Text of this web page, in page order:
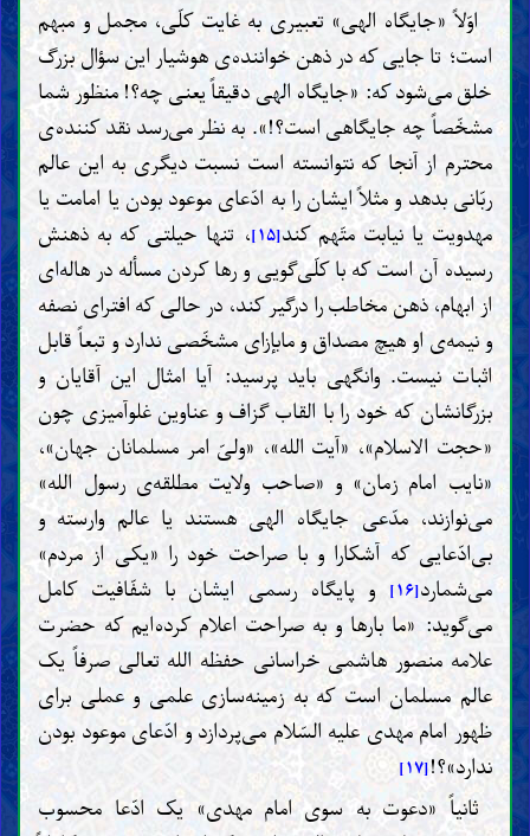
اوّلاً «جایگاه الهی» تعبیری به غایت کلّی، مجمل و مبهم
است؛ تا جایی که در ذهن خواننده‌ی هوشیار این سؤال بزرگ
خلق می‌شود که: «جایگاه الهی دقیقاً یعنی چه؟! منظور شما
مشخّصاً چه جایگاهی است؟!». به نظر می‌رسد نقد کننده‌ی
محترم از آنجا که نتوانسته است نسبت دیگری به این عالم
ربّانی بدهد و مثلاً ایشان را به ادّعای موعود بودن یا امامت یا
مهدویت یا نیابت متّهم کند[۱۵]
، تنها حیلتی که به ذهنش
رسیده آن است که با کلّی‌گویی و رها کردن مسأله در هاله‌ای
از ابهام، ذهن مخاطب را درگیر کند، در حالی که افترای نصفه
و نیمه‌ی او هیچ مصداق و مابإزای مشخّصی ندارد و تبعاً قابل
اثبات نیست. وانگهی باید پرسید: آیا امثال این آقایان و
بزرگانشان که خود را با القاب گزاف و عناوین غلوآمیزی چون
«حجت الاسلام»، «آیت الله»، «ولیّ امر مسلمانان جهان»،
«نایب امام زمان» و «صاحب ولایت مطلقه‌ی رسول الله»
می‌نوازند، مدّعی جایگاه الهی هستند یا عالم وارسته و
بی‌ادّعایی که آشکارا و با صراحت خود را «یکی از مردم»
می‌شمارد[۱۶]
و پایگاه رسمی ایشان با شفّافیت کامل
می‌گوید: «ما بارها و به صراحت اعلام کرده‌ایم که حضرت
علامه منصور هاشمی خراسانی حفظه الله تعالی صرفاً یک
عالم مسلمان است که به زمینه‌سازی علمی و عملی برای
ظهور امام مهدی علیه السّلام می‌پردازد و ادّعای موعود بودن
ندارد»؟![۱۷]
ثانیاً «دعوت به سوی امام مهدی» یک ادّعا محسوب